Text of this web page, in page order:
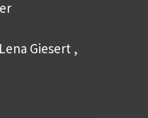
Giesert ,